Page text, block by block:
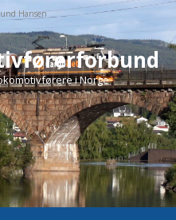
Hansen
i Norge